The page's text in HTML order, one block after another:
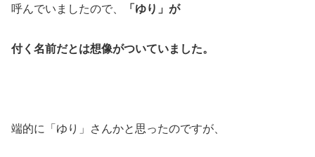
呼んでいましたので、 「ゆり」が
付く名前だとは想像がついていました。
端的に「ゆり」さんかと思ったのですが、